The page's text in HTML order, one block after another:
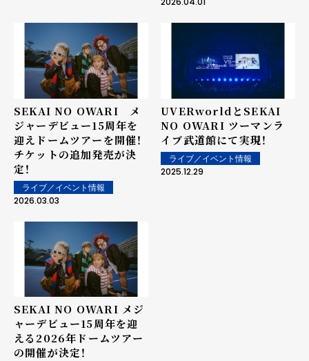
SEKAI NO OWARI メ
ジャーデビュー15周年を
迎えドームツアーを開催！
チケットの追加発売が決
定！
ライブ／イベント情報
2026.03.03
UVERworldとSEKAI
NO OWARI ツーマンラ
イブ武道館にて実現！
ライブ／イベント情報
2025.12.29
SEKAI NO OWARI メジ
ャーデビュー15周年を迎
える2026年ドームツアー
の開催が決定！